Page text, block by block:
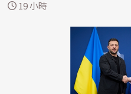
教活動...
19 小時